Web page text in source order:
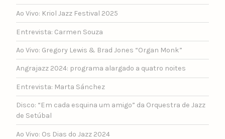
Ao Vivo: Kriol Jazz Festival 2025
Entrevista: Carmen Souza
Ao Vivo: Gregory Lewis & Brad Jones “Organ Monk”
Angrajazz 2024: programa alargado a quatro noites
Entrevista: Marta Sánchez
Disco: “Em cada esquina um amigo” da Orquestra de Jazz
de Setúbal
Ao Vivo: Os Dias do Jazz 2024